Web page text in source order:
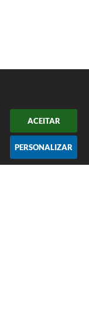
ACEITAR
PERSONALIZAR